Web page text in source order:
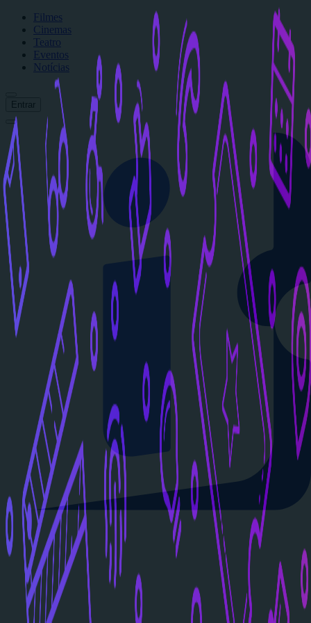
Filmes
Cinemas
Teatro
Eventos
Notícias
Entrar
Início
Filmes
Cinemas
Teatro
Eventos
Notícias